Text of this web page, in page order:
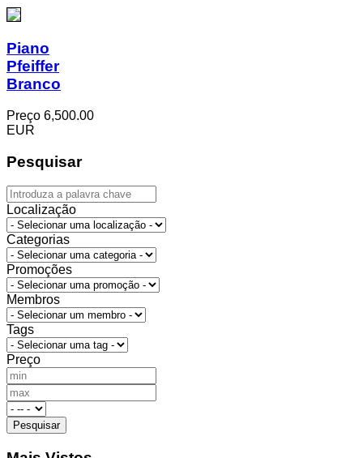
Piano
Pfeiffer
Branco
Preço 6,500.00
EUR
Pesquisar
Localização
Categorias
Promoções
Membros
Tags
Preço